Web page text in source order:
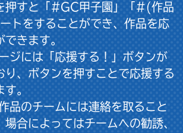
押すと「#GC甲子園」「#(作品
トをすることができ、作品を応
きます。
ジには「応援する！」ボタンが
り、ボタンを押すことで応援する
。
品のチームには連絡を取ること
場合によってはチームへの勧誘、